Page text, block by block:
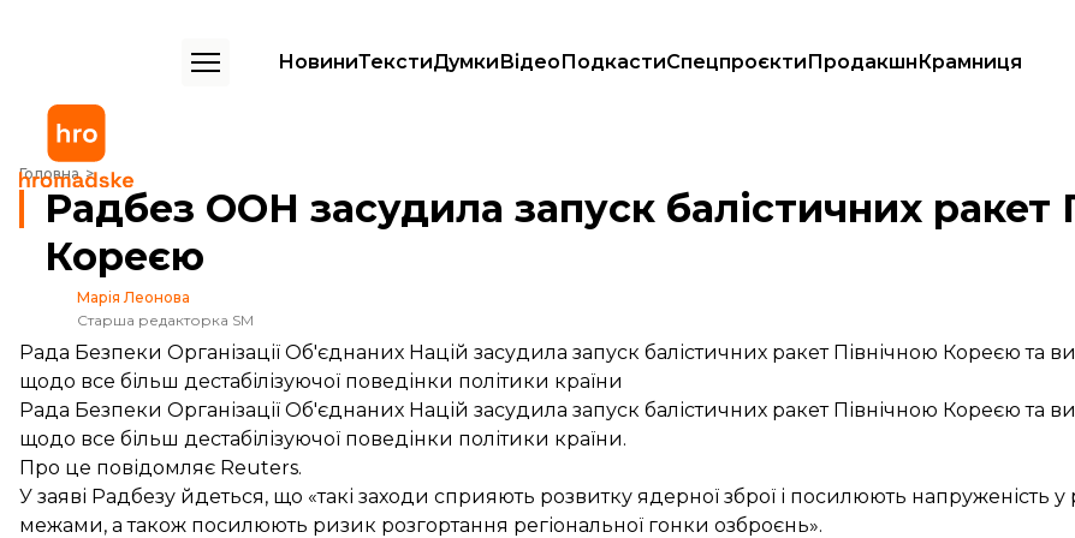
НовиниТекстиДумкиВідеоПодкастиСпецпроєктиПродакшнКрамниця
Головна
Радбез ООН засудила запуск балістичних ракет Північною Кореєю
Радбез ООН засудила запуск балістичних ракет
Кореєю
Марія Леонова
Старша редакторка SM
Рада Безпеки Організації Об'єднаних Націй засудила запуск балістичних ракет Північною Кореєю та
щодо все більш дестабілізуючої поведінки політики країни
Рада Безпеки Організації Об'єднаних Націй засудила запуск балістичних ракет Північною Кореєю та
щодо все більш дестабілізуючої поведінки політики країни.
Про це повідомляє Reuters.
У заяві Радбезу йдеться, що «такі заходи сприяють розвитку ядерної зброї і посилюють напруженість у
межами, а також посилюють ризик розгортання регіональної гонки озброєнь».